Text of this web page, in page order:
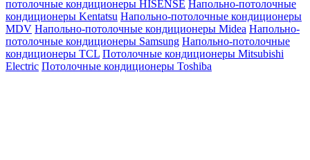
потолочные кондиционеры HISENSE Напольно-потолочные
кондиционеры Kentatsu Напольно-потолочные кондиционеры
MDV Напольно-потолочные кондиционеры Midea Напольно-
потолочные кондиционеры Samsung Напольно-потолочные
кондиционеры TCL Потолочные кондиционеры Mitsubishi
Electric Потолочные кондиционеры Toshiba